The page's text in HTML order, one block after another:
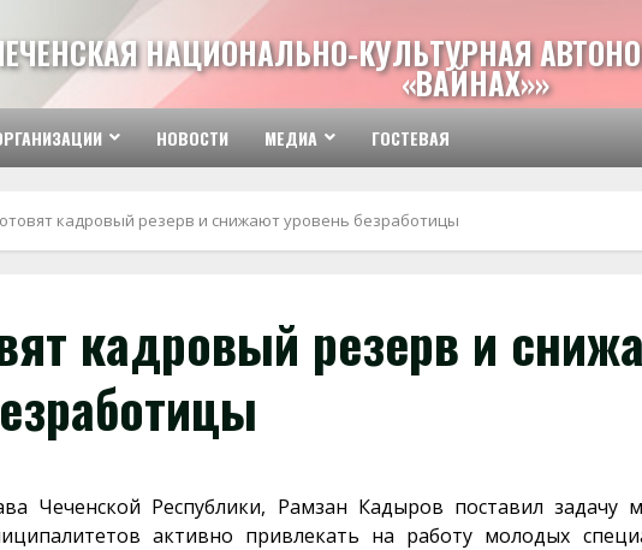
НАЦИОНАЛЬНО-КУЛЬТУРНАЯ
«ВАЙНАХ»»
НОВОСТИ МЕДИА ГОСТЕВАЯ
кадровый резерв и снижают уровень безработицы
кадровый резерв и
Чеченской Республики, Рамзан Кадыров поставил задачу
активно привлекать на работу молодых